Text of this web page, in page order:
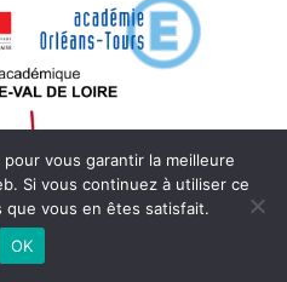
vous garantir la meilleure
Si vous continuez à utiliser ce
vous en êtes satisfait.
OK